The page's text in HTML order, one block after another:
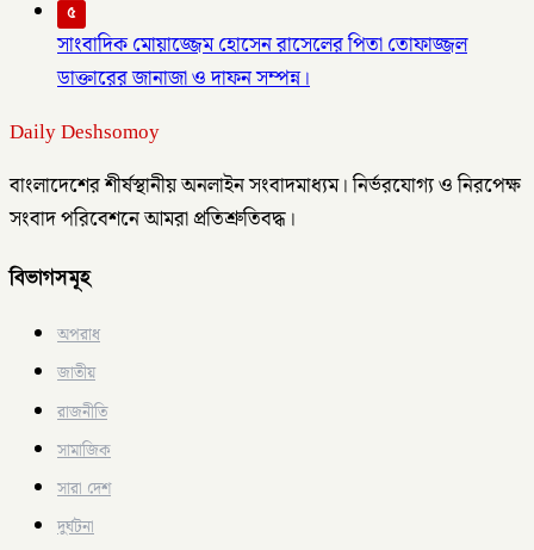
৫
সাংবাদিক মোয়াজ্জেম হোসেন রাসেলের পিতা তোফাজ্জল
ডাক্তারের জানাজা ও দাফন সম্পন্ন।
Daily Deshsomoy
বাংলাদেশের শীর্ষস্থানীয় অনলাইন সংবাদমাধ্যম। নির্ভরযোগ্য ও নিরপেক্ষ
সংবাদ পরিবেশনে আমরা প্রতিশ্রুতিবদ্ধ।
বিভাগসমূহ
অপরাধ
জাতীয়
রাজনীতি
সামাজিক
সারা দেশ
দুর্ঘটনা